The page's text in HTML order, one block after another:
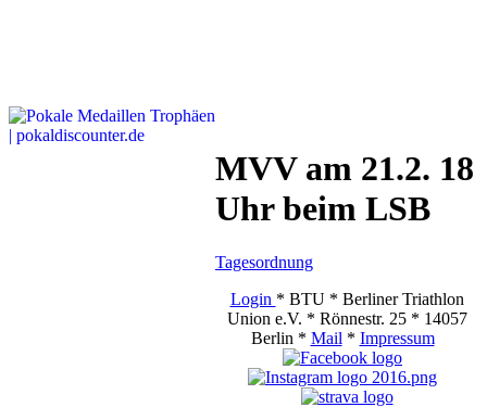
MVV am 21.2. 18
Uhr beim LSB
Tagesordnung
Login * BTU * Berliner Triathlon
Union e.V. * Rönnestr. 25 * 14057
Berlin * Mail * Impressum